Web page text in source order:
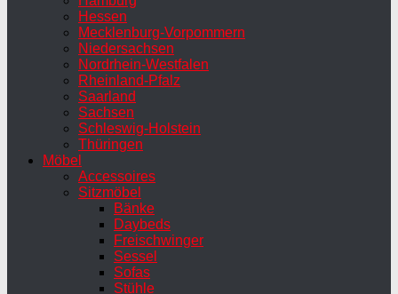
Hessen
Mecklenburg-Vorpommern
Niedersachsen
Nordrhein-Westfalen
Rheinland-Pfalz
Saarland
Sachsen
Schleswig-Holstein
Thüringen
Möbel
Accessoires
Sitzmöbel
Bänke
Daybeds
Freischwinger
Sessel
Sofas
Stühle